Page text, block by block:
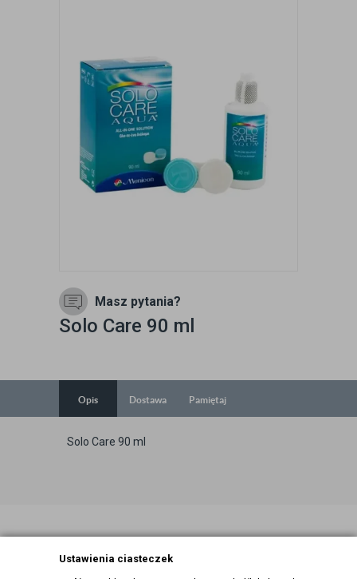
Ustawienia ciasteczek
Masz pytania?
Solo Care 90 ml
Opis Dostawa Pamiętaj
Solo Care 90 ml